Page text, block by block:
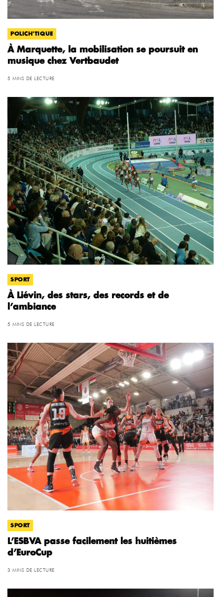
POLICH'TIQUE
À Marquette, la mobilisation se poursuit en
musique chez Vertbaudet
5 MINS DE LECTURE
SPORT
À Liévin, des stars, des records et de
l’ambiance
5 MINS DE LECTURE
SPORT
L’ESBVA passe facilement les huitièmes
d’EuroCup
3 MINS DE LECTURE